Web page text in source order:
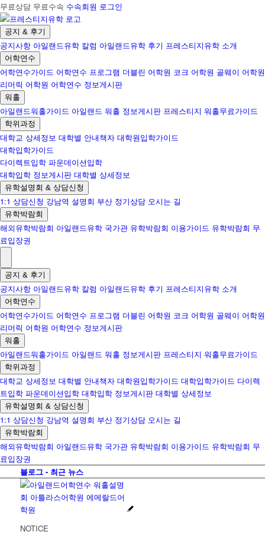
무료상담 무료수속 수속회원 로그인
공지 & 후기
공지사항 아일랜드유학 칼럼 아일랜드유학 후기 프레스티지유학 소개
어학연수
어학연수가이드 어학연수 프로그램 더블린 어학원 코크 어학원 골웨이 어학원
리머릭 어학원 어학연수 정보게시판
워홀
아일랜드워홀가이드 아일랜드 워홀 정보게시판 프레스티지 워홀무료가이드
학위과정
대학교 상세정보 대학별 안내책자 대학원입학가이드
대학입학가이드
다이렉트입학 파운데이션입학
대학입학 정보게시판 대학별 상세정보
유학설명회 & 상담신청
1:1 상담신청 강남역 설명회 부산 정기상담 오시는 길
유학박람회
해외유학박람회 아일랜드유학 국가관 유학박람회 이용가이드 유학박람회 무
료입장권
공지 & 후기
공지사항 아일랜드유학 칼럼 아일랜드유학 후기 프레스티지유학 소개
어학연수
어학연수가이드 어학연수 프로그램 더블린 어학원 코크 어학원 골웨이 어학원
리머릭 어학원 어학연수 정보게시판
워홀
아일랜드워홀가이드 아일랜드 워홀 정보게시판 프레스티지 워홀무료가이드
학위과정
대학교 상세정보 대학별 안내책자 대학원입학가이드 대학입학가이드 다이렉
트입학 파운데이션입학 대학입학 정보게시판 대학별 상세정보
유학설명회 & 상담신청
1:1 상담신청 강남역 설명회 부산 정기상담 오시는 길
유학박람회
해외유학박람회 아일랜드유학 국가관 유학박람회 이용가이드 유학박람회 무
료입장권
블로그 - 최근 뉴스
NOTICE